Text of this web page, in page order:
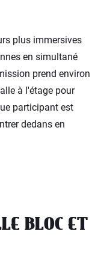
plus immersives
en simultané
prend environ
à l'étage pour
participant est
dedans en
BLOC ET